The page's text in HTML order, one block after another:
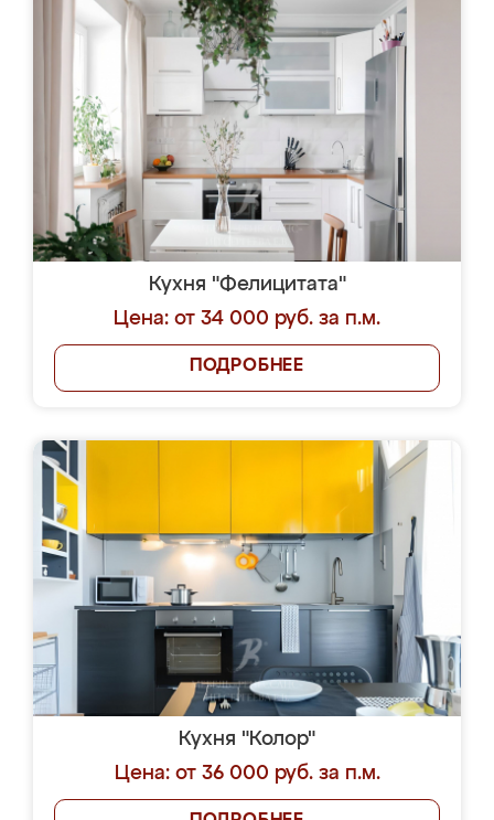
Кухня "Фелицитата"
Цена: от 34 000 руб. за п.м.
ПОДРОБНЕЕ
Кухня "Колор"
Цена: от 36 000 руб. за п.м.